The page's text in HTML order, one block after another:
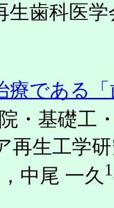
生歯科医
療である
・基礎工
再生工学
，中尾 一久